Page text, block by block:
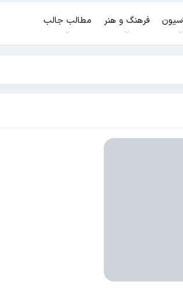
فرهنگ و هنر مطالب جالب